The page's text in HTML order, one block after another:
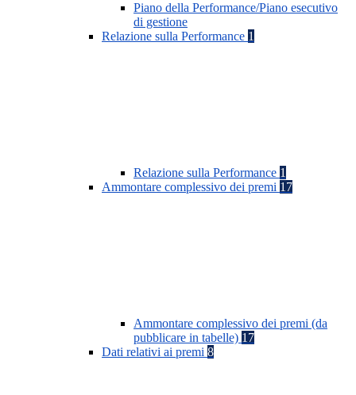
Piano della Performance/Piano esecutivo
di gestione
Relazione sulla Performance 1
Relazione sulla Performance 1
Ammontare complessivo dei premi 17
Ammontare complessivo dei premi (da
pubblicare in tabelle) 17
Dati relativi ai premi 8